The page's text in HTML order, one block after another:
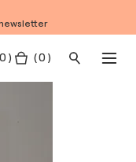
0 ) ( 0 )